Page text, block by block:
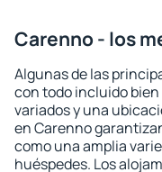
Carenno - los
Algunas de las
con todo incluido
variados y una
en Carenno
como una amplia
huéspedes. Los